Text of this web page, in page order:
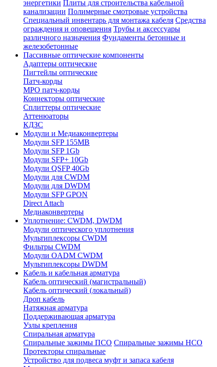
энергетики Плиты для строительства кабельной
канализации Полимерные смотровые устройства
Специальный инвентарь для монтажа кабеля Средства
ограждения и оповещения Трубы и аксессуары
различного назначения Фундаменты бетонные и
железобетонные
Пассивные оптические компоненты
Адаптеры оптические
Пигтейлы оптические
Патч-корды
MPO патч-корды
Коннекторы оптические
Сплиттеры оптические
Аттенюаторы
КДЗС
Модули и Медиаконвертеры
Модули SFP 155MB
Модули SFP 1Gb
Модули SFP+ 10Gb
Модули QSFP 40Gb
Модули для CWDM
Модули для DWDM
Модули SFP GPON
Direct Attach
Медиаконвертеры
Уплотнение: CWDM, DWDM
Модули оптического уплотнения
Мультиплексоры CWDM
Фильтры CWDM
Модули OADM CWDM
Мультиплексоры DWDM
Кабель и кабельная арматура
Кабель оптический (магистральный)
Кабель оптический (локальный)
Дроп кабель
Натяжная арматура
Поддерживающая арматура
Узлы крепления
Спиральная арматура
Спиральные зажимы ПСО Спиральные зажимы НСО
Протекторы спиральные
Устройство для подвеса муфт и запаса кабеля